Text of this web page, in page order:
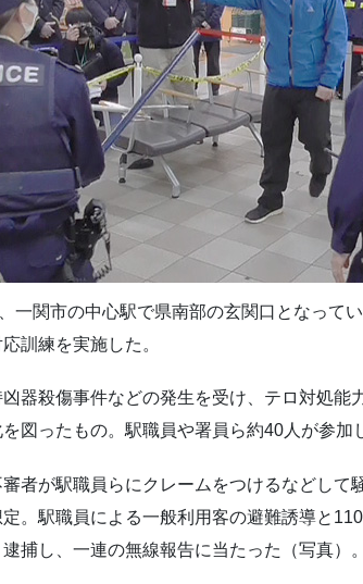
一関市の中心駅で県南部の玄関口となって
訓練を実施した。
器殺傷事件などの発生を受け、テロ対処能
図ったもの。駅職員や署員ら約40人が参加
者が駅職員らにクレームをつけるなどして
。駅職員による一般利用客の避難誘導と
捕し、一連の無線報告に当たった（写真）。